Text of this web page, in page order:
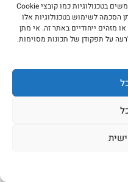
כדי לספק את החוויה הטובה ביותר, אנו משתמשים בטכנולוגיות כמו קובצי Cookie
לשימוש בטכנולוגיות אלו
מזהים ייחודיים באתר זה. אי מתן
על תפקודן של תכונות מסוימות.
בתנור
על האש (אבל עובדים
ועד להרכבת הערכה